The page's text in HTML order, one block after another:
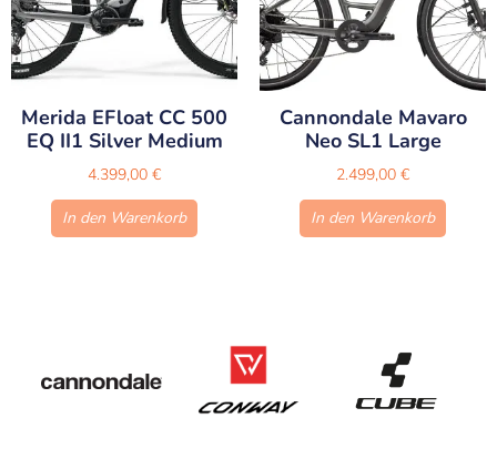
Merida EFloat CC 500
EQ II1 Silver Medium
4.399,00 €
In den Warenkorb
Cannondale Mavaro
Neo SL1 Large
2.499,00 €
In den Warenkorb